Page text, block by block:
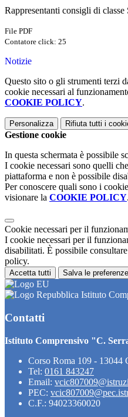
Rappresentanti consigli di
File PDF
Contatore click: 25
Notizie
Questo sito o gli strumenti terzi
cookie necessari al
COOKIE POLICY.
Personalizza Rifiuta tutti i
Gestione cookie
In questa schermata è possibile
I cookie necessari sono quelli
piattaforma e non è possibile
Per conoscere quali sono i
visionare la COOKIE POLICY.
Cookie necessari per il
I cookie necessari per il
disabilitati. È possibile
policy.
Accetta tutti Salva le preferenze
Istituto
Contatti
Istituto Comprensivo "C.
Corso Roma 109 - 13044
Tel: 0161 843247
Email:
PEC:
C.F.: 94023360020